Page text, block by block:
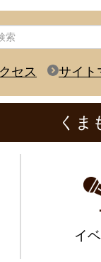
セス サイト
くま
イ